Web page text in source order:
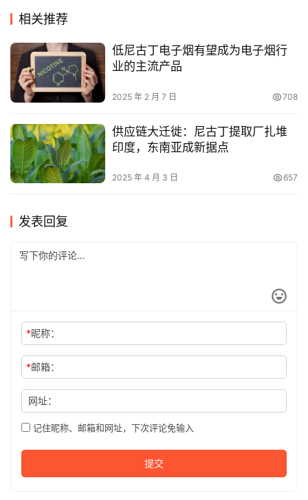
相关推荐
低尼古丁电子烟有望成为电子烟行
业的主流产品
2025 年 2 月 7 日 708
供应链大迁徙：尼古丁提取厂扎堆
印度，东南亚成新据点
2025 年 4 月 3 日 657
发表回复
*昵称：
*邮箱：
网址：
记住昵称、邮箱和网址，下次评论免输入
提交